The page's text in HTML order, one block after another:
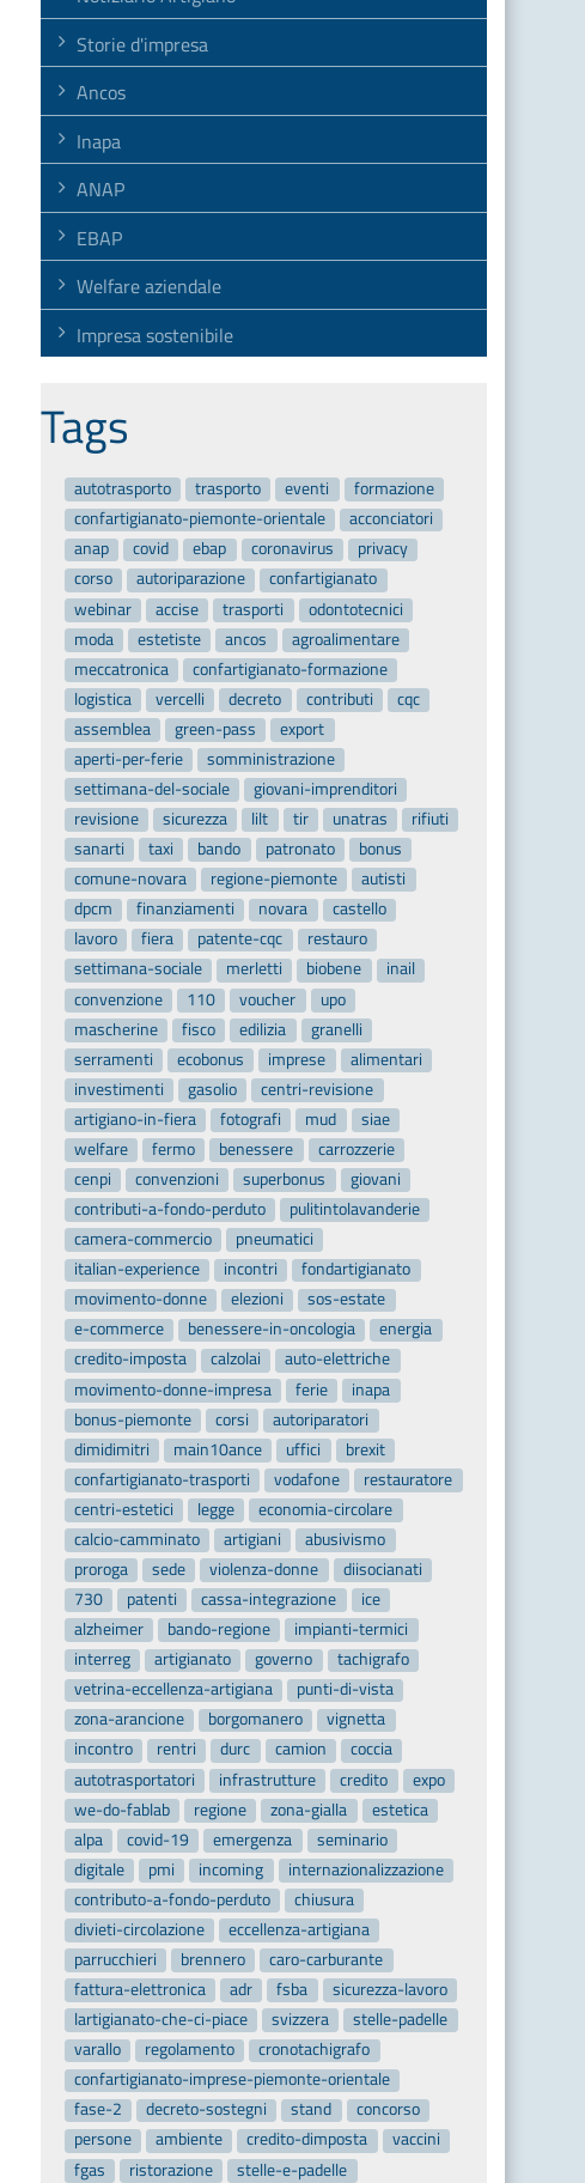
Storie d'impresa
Ancos
Inapa
ANAP
EBAP
Welfare aziendale
Impresa sostenibile
Tags
autotrasporto trasporto eventi
formazione
confartigianato-piemonte-orientale
acconciatori
anap
covid ebap coronavirus
privacy
corso
autoriparazione
confartigianato
webinar
accise trasporti
odontotecnici
moda
estetiste ancos
agroalimentare
meccatronica
confartigianato-formazione
logistica
vercelli decreto contributi
cqc
assemblea
green-pass
export
aperti-per-ferie
somministrazione
settimana-del-sociale
giovani-imprenditori
revisione
sicurezza lilt tir unatras
rifiuti
sanarti
taxi bando patronato
bonus
comune-novara
regione-piemonte
autisti
dpcm
finanziamenti novara
castello
lavoro
fiera patente-cqc
restauro
settimana-sociale
merletti biobene
inail
convenzione
110 voucher
upo
mascherine
fisco edilizia
granelli
serramenti
ecobonus imprese
alimentari
investimenti
gasolio
centri-revisione
artigiano-in-fiera
fotografi mud
siae
welfare
fermo benessere
carrozzerie
cenpi
convenzioni superbonus
giovani
contributi-a-fondo-perduto
pulitintolavanderie
camera-commercio
pneumatici
italian-experience
incontri
fondartigianato
movimento-donne
elezioni
sos-estate
e-commerce
benessere-in-oncologia
energia
credito-imposta
calzolai
auto-elettriche
movimento-donne-impresa
ferie
inapa
bonus-piemonte
corsi
autoriparatori
dimidimitri
main10ance uffici
brexit
confartigianato-trasporti
vodafone
restauratore
centri-estetici
legge
economia-circolare
calcio-camminato
artigiani
abusivismo
proroga
sede violenza-donne
diisocianati
730
patenti cassa-integrazione
ice
alzheimer
bando-regione
impianti-termici
interreg
artigianato governo
tachigrafo
vetrina-eccellenza-artigiana
punti-di-vista
zona-arancione
borgomanero
vignetta
incontro
rentri durc camion
coccia
autotrasportatori
infrastrutture credito
expo
we-do-fablab
regione zona-gialla
estetica
alpa
covid-19 emergenza
seminario
digitale
pmi incoming
internazionalizzazione
contributo-a-fondo-perduto
chiusura
divieti-circolazione
eccellenza-artigiana
parrucchieri
brennero
caro-carburante
fattura-elettronica
adr fsba
sicurezza-lavoro
lartigianato-che-ci-piace
svizzera
stelle-padelle
varallo
regolamento
cronotachigrafo
confartigianato-imprese-piemonte-orientale
fase-2
decreto-sostegni stand
concorso
persone
ambiente credito-dimposta
vaccini
fgas
ristorazione
stelle-e-padelle